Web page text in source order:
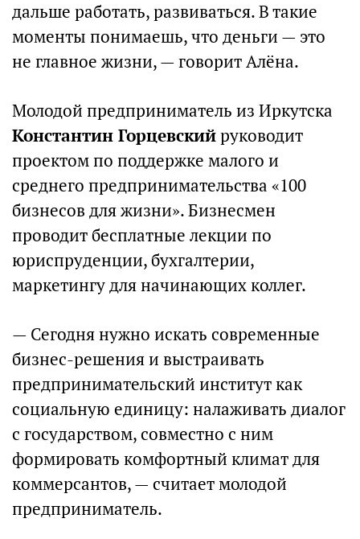
дальше работать, развиваться. В такие
моменты понимаешь, что деньги — это
не главное жизни, — говорит Алёна.
Молодой предприниматель из Иркутска
Константин Горцевскийруководит
проектом по поддержке малого и
среднего предпринимательства «100
бизнесов для жизни». Бизнесмен
проводит бесплатные лекции по
юриспруденции, бухгалтерии,
маркетингу для начинающих коллег.
— Сегодня нужно искать современные
бизнес-решения и выстраивать
предпринимательский институт как
социальную единицу: налаживать диалог
с государством, совместно с ним
формировать комфортный климат для
коммерсантов, — считает молодой
предприниматель.